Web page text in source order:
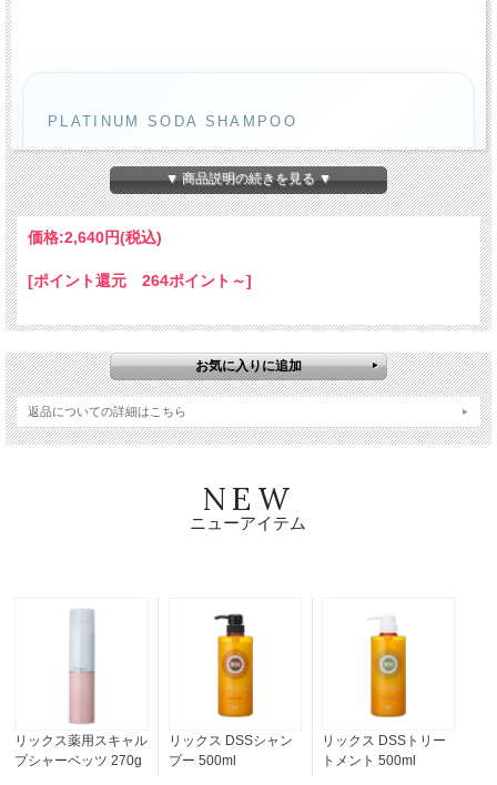
PLATINUM SODA SHAMPOO
カラーしたての美しさを、もっ
と長く。
オフ。
がら美しい色ツヤを守ります。
炭酸シャンプーの爽快感と、 エイジングケア発想の美容成分を融合した
新しいスカルプ＆ヘアケアです。
POINT 02
濃密炭酸泡
▼ 商品説明の続きを見る ▼
価格:2,640円(税込)
[ポイント還元 264ポイント～]
返品についての詳細はこちら
NEW
ニューアイテム
リックス薬用スキャル
プシャーベッツ 270g
リックス DSSシャン
プー 500ml
リックス DSSトリー
トメント 500ml